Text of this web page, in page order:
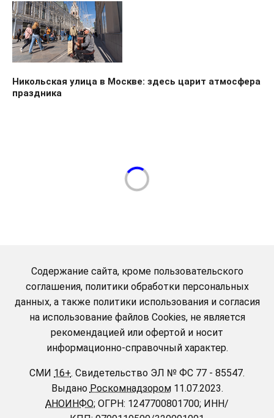
Никольская улица в Москве: здесь царит атмосфера
праздника
Содержание сайта, кроме пользовательского
соглашения, политики обработки персональных
данных, а также политики использования и согласия
на использование файлов Cookies, не является
рекомендацией или офертой и носит
информационно-справочный характер.
СМИ 16+. Свидетельство ЭЛ № ФС 77 - 85547.
Выдано Роскомнадзором11.07.2023.
АНОИНФО; ОГРН: 1247700801700; ИНН/